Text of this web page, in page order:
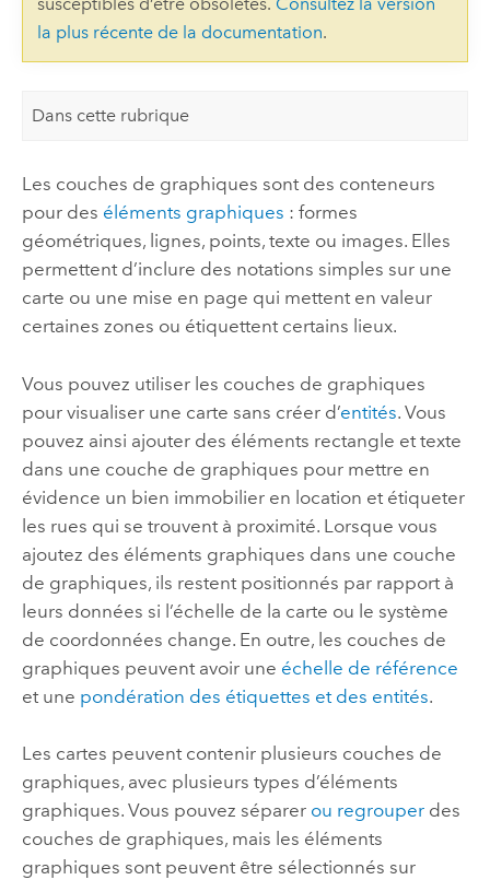
la plus récente de la documentation.
Dans cette rubrique
Les couches de graphiques sont des conteneurs
pour des éléments graphiques : formes
géométriques, lignes, points, texte ou images. Elles
permettent d’inclure des notations simples sur une
carte ou une mise en page qui mettent en valeur
certaines zones ou étiquettent certains lieux.
Vous pouvez utiliser les couches de graphiques
pour visualiser une carte sans créer d’entités. Vous
pouvez ainsi ajouter des éléments rectangle et texte
dans une couche de graphiques pour mettre en
évidence un bien immobilier en location et étiqueter
les rues qui se trouvent à proximité. Lorsque vous
ajoutez des éléments graphiques dans une couche
de graphiques, ils restent positionnés par rapport à
leurs données si l’échelle de la carte ou le système
de coordonnées change. En outre, les couches de
graphiques peuvent avoir une échelle de référence
et une pondération des étiquettes et des entités.
Les cartes peuvent contenir plusieurs couches de
graphiques, avec plusieurs types d’éléments
graphiques. Vous pouvez séparer ou regrouperdes
couches de graphiques, mais les éléments
graphiques sont peuvent être sélectionnés sur